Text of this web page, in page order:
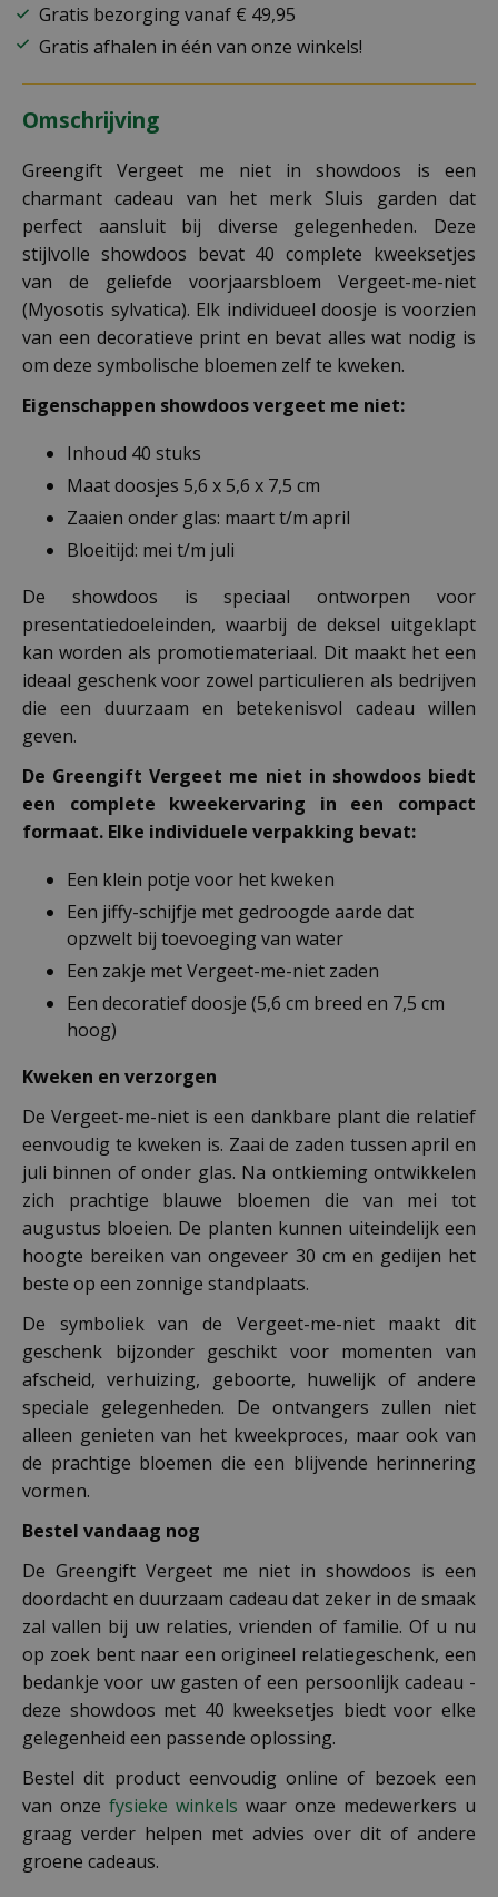
Gratis bezorging vanaf € 49,95
Gratis afhalen in één van onze winkels!
Omschrijving
Greengift Vergeet me niet in showdoos is een
charmant cadeau van het merk Sluis garden dat
perfect aansluit bij diverse gelegenheden. Deze
stijlvolle showdoos bevat 40 complete kweeksetjes
van de geliefde voorjaarsbloem Vergeet-me-niet
(Myosotis sylvatica). Elk individueel doosje is voorzien
van een decoratieve print en bevat alles wat nodig is
om deze symbolische bloemen zelf te kweken.
Eigenschappen showdoos vergeet me niet:
Inhoud 40 stuks
Maat doosjes 5,6 x 5,6 x 7,5 cm
Zaaien onder glas: maart t/m april
Bloeitijd: mei t/m juli
De showdoos is speciaal ontworpen voor
presentatiedoeleinden, waarbij de deksel uitgeklapt
kan worden als promotiemateriaal. Dit maakt het een
ideaal geschenk voor zowel particulieren als bedrijven
die een duurzaam en betekenisvol cadeau willen
geven.
De Greengift Vergeet me niet in showdoos biedt
een complete kweekervaring in een compact
formaat. Elke individuele verpakking bevat:
Een klein potje voor het kweken
Een jiffy-schijfje met gedroogde aarde dat
opzwelt bij toevoeging van water
Een zakje met Vergeet-me-niet zaden
Een decoratief doosje (5,6 cm breed en 7,5 cm
hoog)
Kweken en verzorgen
De Vergeet-me-niet is een dankbare plant die relatief
eenvoudig te kweken is. Zaai de zaden tussen april en
juli binnen of onder glas. Na ontkieming ontwikkelen
zich prachtige blauwe bloemen die van mei tot
augustus bloeien. De planten kunnen uiteindelijk een
hoogte bereiken van ongeveer 30 cm en gedijen het
beste op een zonnige standplaats.
De symboliek van de Vergeet-me-niet maakt dit
geschenk bijzonder geschikt voor momenten van
afscheid, verhuizing, geboorte, huwelijk of andere
speciale gelegenheden. De ontvangers zullen niet
alleen genieten van het kweekproces, maar ook van
de prachtige bloemen die een blijvende herinnering
vormen.
Bestel vandaag nog
De Greengift Vergeet me niet in showdoos is een
doordacht en duurzaam cadeau dat zeker in de smaak
zal vallen bij uw relaties, vrienden of familie. Of u nu
op zoek bent naar een origineel relatiegeschenk, een
bedankje voor uw gasten of een persoonlijk cadeau -
deze showdoos met 40 kweeksetjes biedt voor elke
gelegenheid een passende oplossing.
Bestel dit product eenvoudig online of bezoek een
van onze fysieke winkels waar onze medewerkers u
graag verder helpen met advies over dit of andere
groene cadeaus.